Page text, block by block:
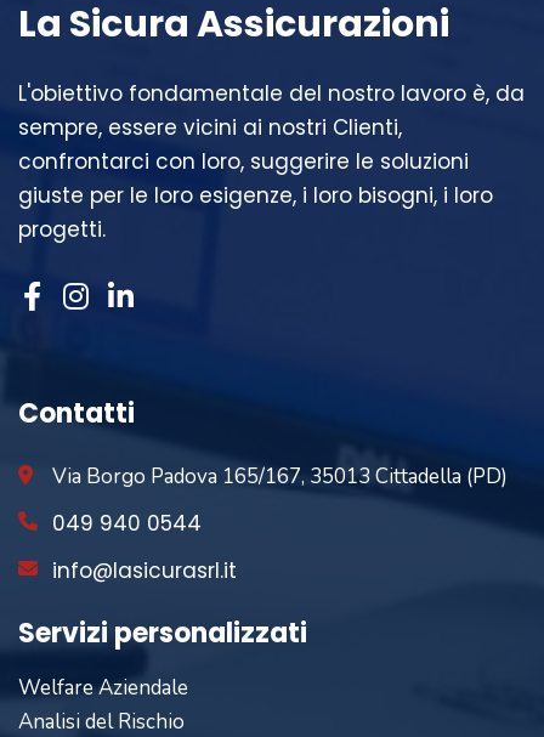
La Sicura Assicurazioni
L'obiettivo fondamentale del nostro lavoro è, da
sempre, essere vicini ai nostri Clienti,
confrontarci con loro, suggerire le soluzioni
giuste per le loro esigenze, i loro bisogni, i loro
progetti.
Contatti
Via Borgo Padova 165/167, 35013 Cittadella (PD)
049 940 0544
info@lasicurasrl.it
Servizi personalizzati
Welfare Aziendale
Analisi del Rischio